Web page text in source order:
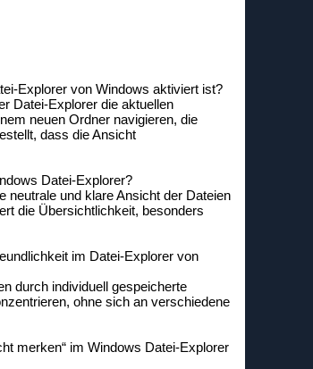
Explorer von Windows aktiviert ist?
Datei-Explorer die aktuellen
neuen Ordner navigieren, die
dass die Ansicht
Datei-Explorer?
neutrale und klare Ansicht der Dateien
die Übersichtlichkeit, besonders
im Datei-Explorer von
durch individuell gespeicherte
ohne sich an verschiedene
merken“ im Windows Datei-Explorer